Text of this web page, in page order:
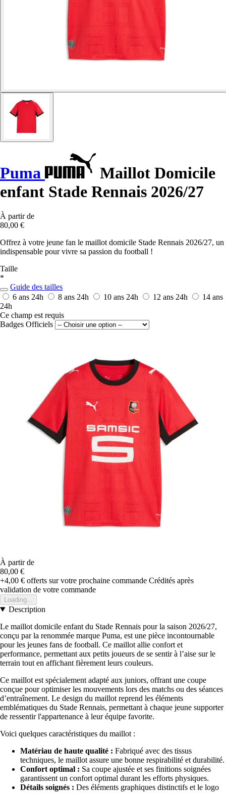
Puma
Maillot Domicile
enfant Stade Rennais 2026/27
À partir de
80,00 €
Offrez à votre jeune fan le maillot domicile Stade Rennais 2026/27, un
indispensable pour vivre sa passion du football !
Taille
*
Guide des tailles
6 ans 24h 8 ans 24h 10 ans 24h 12 ans 24h
14 ans
24h
Ce champ est requis
Badges Officiels
À partir de
80,00 €
+4,00 € offerts sur votre prochaine commande Crédités après
validation de votre commande
Loading...
Description
Le maillot domicile enfant du Stade Rennais pour la saison 2026/27,
conçu par la renommée marque Puma, est une pièce incontournable
pour les jeunes fans de football. Ce maillot allie confort et
performance, permettant aux petits joueurs de se sentir à l’aise sur le
terrain tout en affichant fièrement leurs couleurs.
Ce maillot est spécialement adapté aux juniors, offrant une coupe
conçue pour optimiser les mouvements lors des matchs ou des séances
d’entraînement. Le design du maillot reprend les éléments
emblématiques du Stade Rennais, permettant à chaque jeune supporter
de ressentir l'appartenance à leur équipe favorite.
Voici quelques caractéristiques du maillot :
Matériau de haute qualité : Fabriqué avec des tissus
techniques, le maillot assure une bonne respirabilité et durabilité.
Confort optimal : Sa coupe ajustée et ses finitions soignées
garantissent un confort optimal durant les efforts physiques.
Détails soignés : Des éléments graphiques distinctifs et le logo